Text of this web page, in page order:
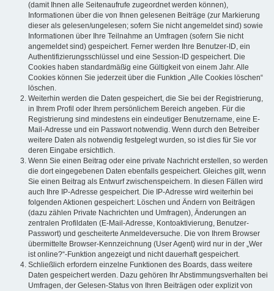
(damit Ihnen alle Seitenaufrufe zugeordnet werden können),
Informationen über die von Ihnen gelesenen Beiträge (zur Markierung
dieser als gelesen/ungelesen; sofern Sie nicht angemeldet sind) sowie
Informationen über Ihre Teilnahme an Umfragen (sofern Sie nicht
angemeldet sind) gespeichert. Ferner werden Ihre Benutzer-ID, ein
Authentifizierungsschlüssel und eine Session-ID gespeichert. Die
Cookies haben standardmäßig eine Gültigkeit von einem Jahr. Alle
Cookies können Sie jederzeit über die Funktion „Alle Cookies löschen“
löschen.
Weiterhin werden die Daten gespeichert, die Sie bei der Registrierung,
in Ihrem Profil oder Ihrem persönlichem Bereich angeben. Für die
Registrierung sind mindestens ein eindeutiger Benutzername, eine E-
Mail-Adresse und ein Passwort notwendig. Wenn durch den Betreiber
weitere Daten als notwendig festgelegt wurden, so ist dies für Sie vor
deren Eingabe ersichtlich.
Wenn Sie einen Beitrag oder eine private Nachricht erstellen, so werden
die dort eingegebenen Daten ebenfalls gespeichert. Gleiches gilt, wenn
Sie einen Beitrag als Entwurf zwischenspeichern. In diesen Fällen wird
auch Ihre IP-Adresse gespeichert. Die IP-Adresse wird weiterhin bei
folgenden Aktionen gespeichert: Löschen und Ändern von Beiträgen
(dazu zählen Private Nachrichten und Umfragen), Änderungen an
zentralen Profildaten (E-Mail-Adresse, Kontoaktivierung, Benutzer-
Passwort) und gescheiterte Anmeldeversuche. Die von Ihrem Browser
übermittelte Browser-Kennzeichnung (User Agent) wird nur in der „Wer
ist online?“-Funktion angezeigt und nicht dauerhaft gespeichert.
Schließlich erfordern einzelne Funktionen des Boards, dass weitere
Daten gespeichert werden. Dazu gehören Ihr Abstimmungsverhalten bei
Umfragen, der Gelesen-Status von Ihren Beiträgen oder explizit von